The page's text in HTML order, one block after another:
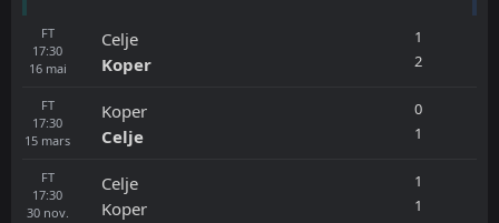
FT
17:30
16 mai
Celje
Koper
1
2
FT
17:30
15 mars
Koper
Celje
0
1
FT
17:30
30 nov.
Celje
Koper
1
1